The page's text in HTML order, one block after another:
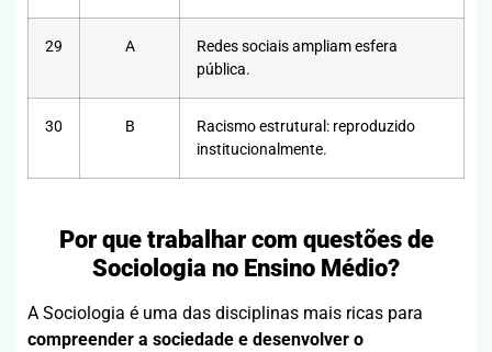
29 A
Redes sociais ampliam esfera
pública.
30 B
Racismo estrutural: reproduzido
institucionalmente.
Por que trabalhar com questões de
Sociologia no Ensino Médio?
A Sociologia é uma das disciplinas mais ricas para
compreender a sociedade e desenvolver o